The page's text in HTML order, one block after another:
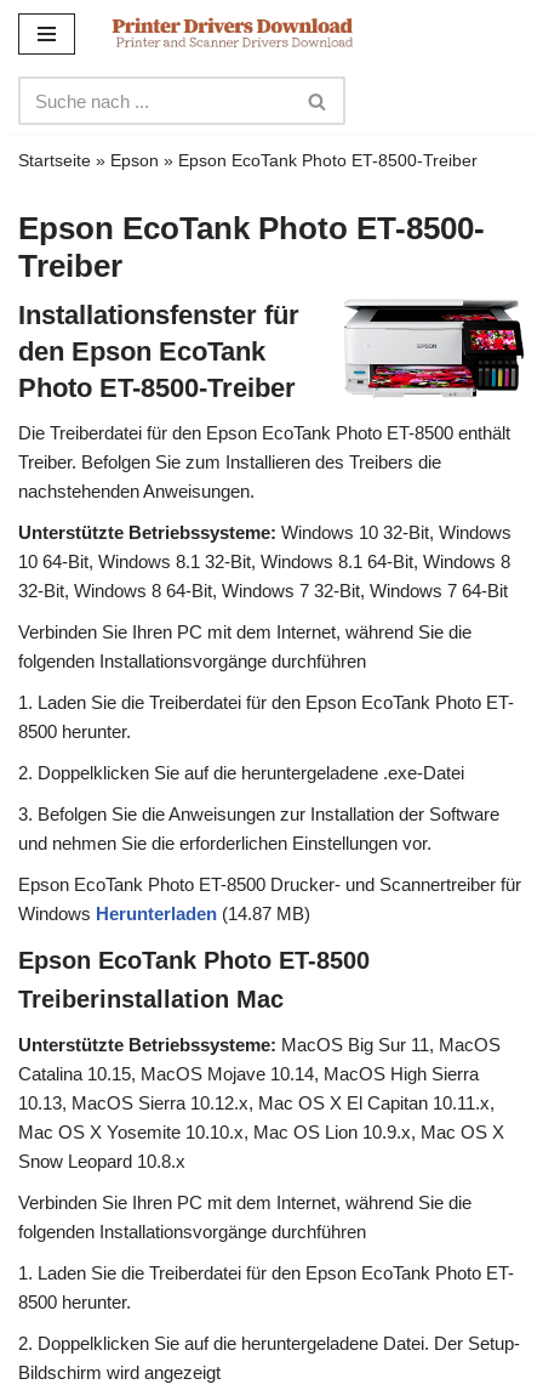
Inhalt
Startseite » Epson » Epson EcoTank Photo ET-8500-Treiber
Epson EcoTank Photo ET-8500-
Treiber
Installationsfenster für
den Epson EcoTank
Photo ET-8500-Treiber
Die Treiberdatei für den Epson EcoTank Photo ET-8500 enthält
Treiber. Befolgen Sie zum Installieren des Treibers die
nachstehenden Anweisungen.
Unterstützte Betriebssysteme: Windows 10 32-Bit, Windows
10 64-Bit, Windows 8.1 32-Bit, Windows 8.1 64-Bit, Windows 8
32-Bit, Windows 8 64-Bit, Windows 7 32-Bit, Windows 7 64-Bit
Verbinden Sie Ihren PC mit dem Internet, während Sie die
folgenden Installationsvorgänge durchführen
1. Laden Sie die Treiberdatei für den Epson EcoTank Photo ET-
8500 herunter.
2. Doppelklicken Sie auf die heruntergeladene .exe-Datei
3. Befolgen Sie die Anweisungen zur Installation der Software
und nehmen Sie die erforderlichen Einstellungen vor.
Epson EcoTank Photo ET-8500 Drucker- und Scannertreiber für
Windows Herunterladen (14.87 MB)
Epson EcoTank Photo ET-8500
Treiberinstallation Mac
Unterstützte Betriebssysteme: MacOS Big Sur 11, MacOS
Catalina 10.15, MacOS Mojave 10.14, MacOS High Sierra
10.13, MacOS Sierra 10.12.x, Mac OS X El Capitan 10.11.x,
Mac OS X Yosemite 10.10.x, Mac OS Lion 10.9.x, Mac OS X
Snow Leopard 10.8.x
Verbinden Sie Ihren PC mit dem Internet, während Sie die
folgenden Installationsvorgänge durchführen
1. Laden Sie die Treiberdatei für den Epson EcoTank Photo ET-
8500 herunter.
2. Doppelklicken Sie auf die heruntergeladene Datei. Der Setup-
Bildschirm wird angezeigt